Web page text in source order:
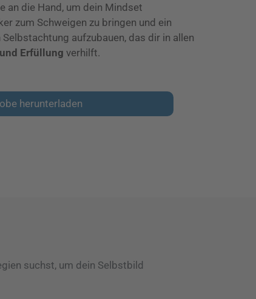
an die Hand, um dein Mindset
zum Schweigen zu bringen und ein
aufzubauen, das dir in allen
Erfüllung verhilft.
herunterladen
suchst, um dein Selbstbild